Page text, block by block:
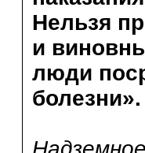
Нельзя
и
люди
болезни».